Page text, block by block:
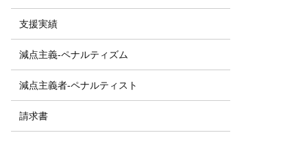
支援実績
減点主義-ペナルティズム
減点主義者-ペナルティスト
請求書